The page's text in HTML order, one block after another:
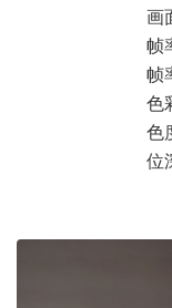
画
帧
帧
色
色
位